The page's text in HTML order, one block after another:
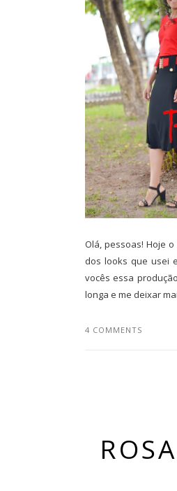
Olá, pessoas! Hoje
dos looks que usei
vocês essa
longa e me deixar
4 COMMENTS